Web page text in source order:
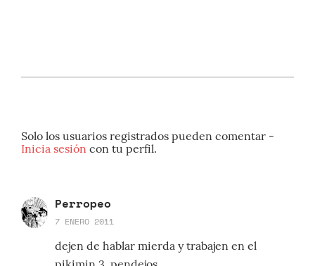
Solo los usuarios registrados pueden comentar -
Inicia sesión con tu perfil.
Perropeo
7 ENERO 2011
dejen de hablar mierda y trabajen en el